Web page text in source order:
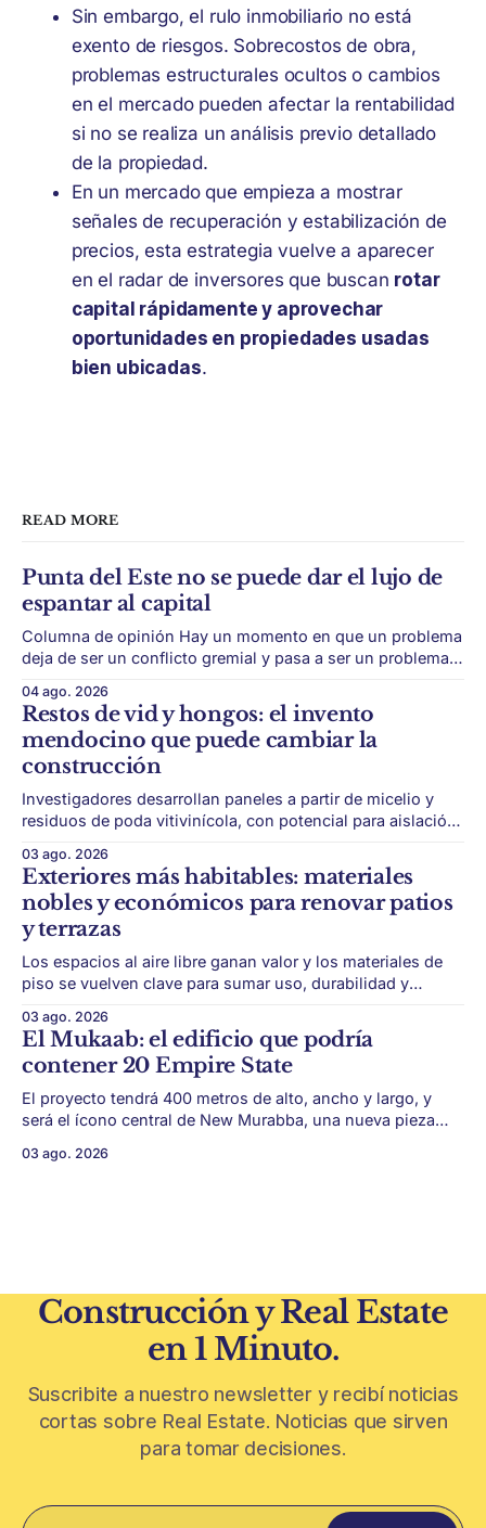
Sin embargo, el rulo inmobiliario no está
exento de riesgos. Sobrecostos de obra,
problemas estructurales ocultos o cambios
en el mercado pueden afectar la rentabilidad
si no se realiza un análisis previo detallado
de la propiedad.
En un mercado que empieza a mostrar
señales de recuperación y estabilización de
precios, esta estrategia vuelve a aparecer
en el radar de inversores que buscan rotar
capital rápidamente y aprovechar
oportunidades en propiedades usadas
bien ubicadas.
READ MORE
Punta del Este no se puede dar el lujo de
espantar al capital
Columna de opinión Hay un momento en que un problema
deja de ser un conflicto gremial y pasa a ser un problema
sin rodeos: lo que está en juego en Punta del Este no es
una obra, ni una temporada,
04 ago. 2026
Restos de vid y hongos: el invento
mendocino que puede cambiar la
construcción
Investigadores desarrollan paneles a partir de micelio y
residuos de poda vitivinícola, con potencial para aislación
puede convertir un residuo vitivinícola en un material de
construcción. El desarrollo parte de restos de poda de vid
y micelio, la parte vegetativa de los
03 ago. 2026
Exteriores más habitables: materiales
nobles y económicos para renovar patios
y terrazas
Los espacios al aire libre ganan valor y los materiales de
piso se vuelven clave para sumar uso, durabilidad y
y terrazas se volvieron protagonistas de la vivienda.
Después de años en los que el exterior era visto como un
plus,
03 ago. 2026
El Mukaab: el edificio que podría
contener 20 Empire State
El proyecto tendrá 400 metros de alto, ancho y largo, y
será el ícono central de New Murabba, una nueva pieza
avanza con una de las obras más ambiciosas del
03 ago. 2026
Construcción y Real Estate
en 1 Minuto.
Suscribite a nuestro newsletter y recibí noticias
cortas sobre Real Estate. Noticias que sirven
para tomar decisiones.